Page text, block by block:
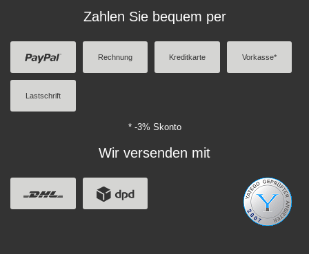
Zahlen Sie bequem per
Rechnung Kreditkarte Vorkasse*
Lastschrift
* -3% Skonto
Wir versenden mit